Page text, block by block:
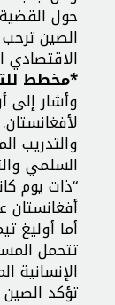
حول
الصين
الاقتصادي
*مخطط
وأشار إلى
والتدريب
السلمي
“ذات يوم
أفغانستان
أما أوليغ
تتحمل
الإنسانية
تؤكد